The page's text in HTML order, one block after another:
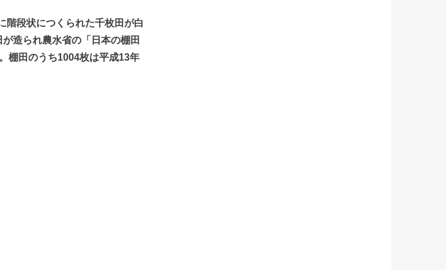
階段状につくられた千枚田が白
造られ農水省の「日本の棚田
棚田のうち1004枚は平成13年